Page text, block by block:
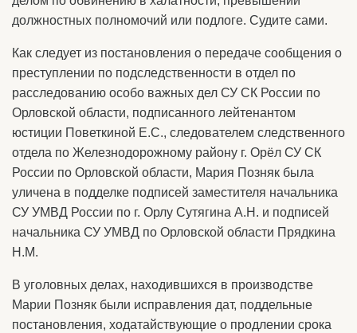
должностных полномочий или подлоге. Судите сами.
Как следует из постановления о передаче сообщения о
преступлении по подследственности в отдел по
расследованию особо важных дел СУ СК России по
Орловской области, подписанного лейтенантом
юстиции Поветкиной Е.С., следователем следственного
отдела по Железнодорожному району г. Орёл СУ СК
России по Орловской области, Мария Позняк была
уличена в подделке подписей заместителя начальника
СУ УМВД России по г. Орлу Сутягина А.Н. и подписей
начальника СУ УМВД по Орловской области Прядкина
Н.М.
В уголовных делах, находившихся в производстве
Марии Позняк были исправления дат, поддельные
постановления, ходатайствующие о продлении срока